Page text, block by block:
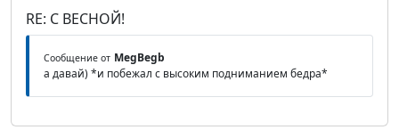
RE: С ВЕСНОЙ!
Сообщение от MegBegb
а давай) *и побежал с высоким подниманием бедра*